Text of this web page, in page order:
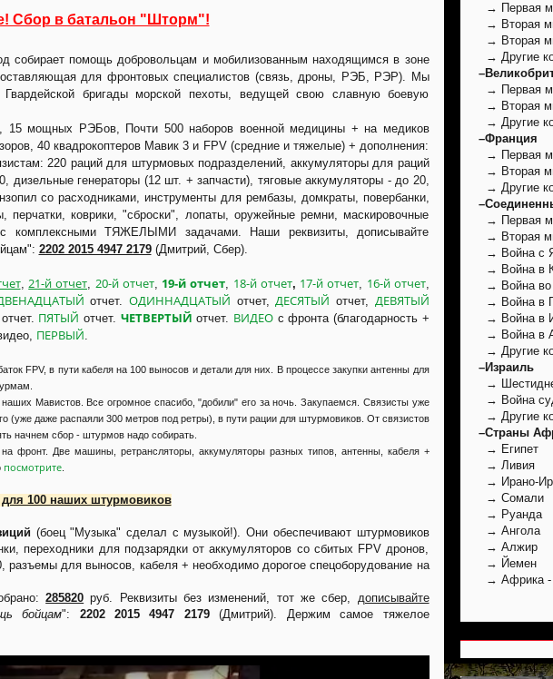
Сбор в батальон "Шторм"!
собирает помощь добровольцам и мобилизованным находящимся в зоне
для фронтовых специалистов (связь, дроны, РЭБ, РЭР). Мы
Гвардейской бригады морской пехоты, ведущей свою славную боевую
мощных РЭБов, Почти 500 наборов военной медицины + на медиков
40 квадрокоптеров Мавик 3 и FPV (средние и тяжелые) + дополнения:
220 раций для штурмовых подразделений, аккумуляторы для раций
дизельные генераторы (12 шт. + запчасти), тяговые аккумуляторы - до 20,
со расходниками, инструменты для рембазы, домкраты, повербанки,
перчатки, коврики, "сброски", лопаты, оружейные ремни, маскировочные
комплексными ТЯЖЕЛЫМИ задачами. Наши реквизиты, дописывайте
2202 2015 4947 2179(Дмитрий, Сбер).
,21-й отчет, 20-й отчет, 19-й отчет, 18-й отчет, 17-й отчет, 16-й отчет,
отчет. ОДИННАДЦАТЫЙ отчет,ДЕСЯТЫЙ отчет, ДЕВЯТЫЙ
отчет. ПЯТЫЙ отчет. ЧЕТВЕРТЫЙ отчет. ВИДЕОс фронта (благодарность +
ПЕРВЫЙ.
FPV, в пути кабеля на 100 выносов и детали для них. В процессе закупки антенны для
Мавистов. Все огромное спасибо, "добили" его за ночь. Закупаемся. Связисты уже
(уже даже распаяли 300 метров под ретры), в пути рации для штурмовиков. От связистов
начнем сбор - штурмов надо собирать.
фронт. Две машины, ретрансляторы, аккумуляторы разных типов, антенны, кабеля +
посмотрите.
100 наших штурмовиков
(боец "Музыка" сделал с музыкой!). Они обеспечивают штурмовиков
переходники для подзарядки от аккумуляторов со сбитых FPV дронов,
разъемы для выносов, кабеля + необходимо дорогое спецоборудование на
285820 руб. Реквизиты без изменений, тот же сбер, дописывайте
бойцам": 2202 2015 4947 2179(Дмитрий). Держим самое тяжелое
→ Первая
→ Вторая
→ Вторая
→ Другие
→ Первая
→ Вторая
→ Другие
–Франция
→ Первая
→ Вторая
→ Другие
→ Первая
→ Вторая
→ Война с
→ Война в
→ Война во
→ Война в
→ Война в
→ Война в
→ Другие
–Израиль
→
→ Война
→ Другие
–Страны
→ Египет
→ Ливия
→ Ирано-
→ Сомали
→ Руанда
→ Ангола
→ Алжир
→ Йемен
→ Африка -